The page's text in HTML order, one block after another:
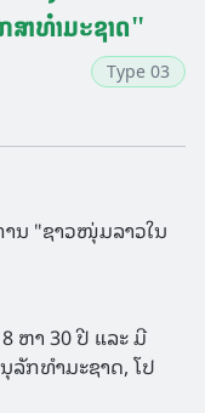
າທຳມະຊາດ"
Type 03
ນ "ຊາວໜຸ່ມລາວໃນ
ຫາ 30 ປີ ແລະ ມີ
ລັກທຳມະຊາດ, ໂປ